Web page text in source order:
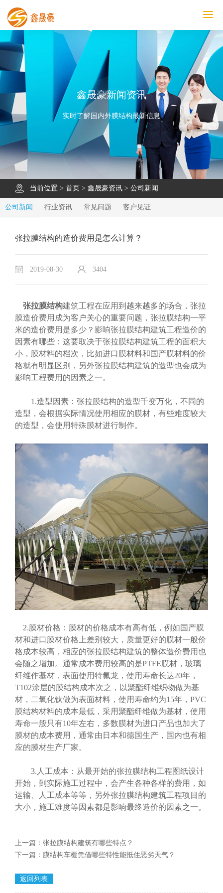
鑫晟豪首页
产品中心
工程案例
膜结构车棚
污水池反吊膜加盖
鑫晟豪资讯
关于鑫晟豪
联系鑫晟豪
鑫晟豪新闻资讯
实时了解国内外膜结构最新信息
当前位置 > 首页 > 鑫晟豪资讯 > 公司新闻
公司新闻 行业资讯 常见问题 客户见证
张拉膜结构的造价费用是怎么计算？
2019-08-30 3404
张拉膜结构建筑工程在应用到越来越多的场合，张拉
膜造价费用成为客户关心的重要问题，张拉膜结构一平
米的造价费用是多少？影响张拉膜结构建筑工程造价的
因素有哪些：这要取决于张拉膜结构建筑工程的面积大
小，膜材料的档次，比如进口膜材料和国产膜材料的价
格就有明显区别，另外张拉膜结构建筑的造型也会成为
影响工程费用的因素之一。
1.造型因素：张拉膜结构的造型千变万化，不同的
造型，会根据实际情况使用相应的膜材，有些难度较大
的造型，会使用特殊膜材进行制作。
2.膜材价格：膜材的价格成本有高有低，例如国产膜
材和进口膜材价格上差别较大，质量更好的膜材一般价
格成本较高，相应的张拉膜结构建筑的整体造价费用也
会随之增加。通常成本费用较高的是PTFE膜材，玻璃
纤维作基材，表面使用特氟龙，使用寿命长达20年，
T102涂层的膜结构成本次之，以聚酯纤维织物做为基
材，二氧化钛做为表面材料，使用寿命约为15年，PVC
膜结构材料的成本最低，采用聚酯纤维做为基材，使用
寿命一般只有10年左右，多数膜材为进口产品也加大了
膜材的成本费用，通常由日本和德国生产，国内也有相
应的膜材生产厂家。
3.人工成本：从最开始的张拉膜结构工程图纸设计
开始，到实际施工过程中，会产生各种各样的费用，如
运输、人工成本等等，另外张拉膜结构建筑工程项目的
大小，施工难度等因素都是影响最终造价的因素之一。
上一篇： 张拉膜结构建筑有哪些特点？
下一篇： 膜结构车棚凭借哪些特性能抵住恶劣天气？
返回列表